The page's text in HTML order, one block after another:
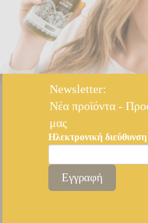
Newsletter:
Nέα προϊόντα -
μας
Ηλεκτρονική διεύθυνση
Εγγραφή